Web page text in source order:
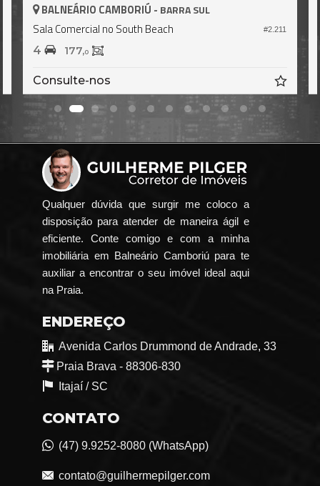
#2.211
BALNEÁRIO CAMBORIÚ - BARRA SUL
Sala Comercial no South Beach
4 177,0
Consulte-nos
Qualquer dúvida que surgir me coloco a
disposição para atender de maneira ágil e
eficiente. Conte comigo e com a minha
imobiliária em Balneário Camboriú para te
auxiliar a encontrar o seu imóvel ideal aqui
na Praia.
ENDEREÇO
Avenida Carlos Drummond de Andrade, 33
Praia Brava - 88306-830
Itajaí / SC
CONTATO
(47) 9.9252-8080 (WhatsApp)
contato@guilhermepilger.com